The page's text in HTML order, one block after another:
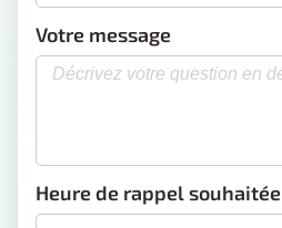
Votre message
Heure de rappel souhaitée